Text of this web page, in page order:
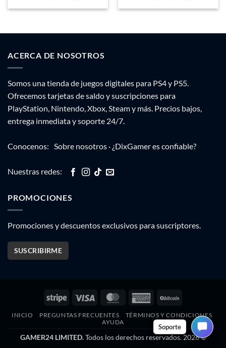
ACERCA DE NOSOTROS
Somos una tienda de juegos digitales para PS4 y PS5.
Ofrecemos tarjetas de saldo y suscripciones para
PlayStation, Nintendo, Xbox, Steam y más. Precios bajos,
entrega inmediata y soporte 24/7.
Conocenos: Sobre nosotros · ¿DixGamer es confiable?
Nuestras redes:
PROMOCIONES
Promociones y descuentos exclusivos para suscriptores.
SUSCRIBIRME
Stripe Visa MasterCardAmerican
INICIO PREGUNTAS FRECUENTES
TÉRMINOS Y CONDICIONES
AYUDA
GAMER24 LIMITED.Todos los derechos reservados. 2026 ©
Soporte